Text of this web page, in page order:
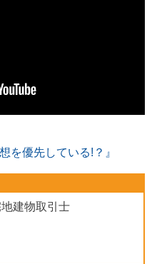
を優先している!？』
建物取引士